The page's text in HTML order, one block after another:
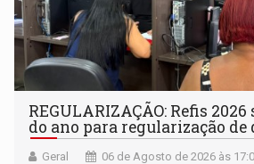
REGULARIZAÇÃO: Refis
do ano para regularização de
Geral 06 de Agosto de 2026 às